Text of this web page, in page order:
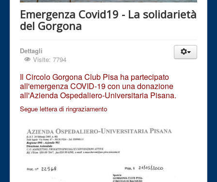
Emergenza Covid19 - La solidarietà
del Gorgona
Dettagli
Visite: 7794
Il Circolo Gorgona Club Pisa ha partecipato
all'emergenza COVID-19 con una donazione
all'Azienda Ospedaliero-Universitaria Pisana.
Segue lettera di ringraziamento